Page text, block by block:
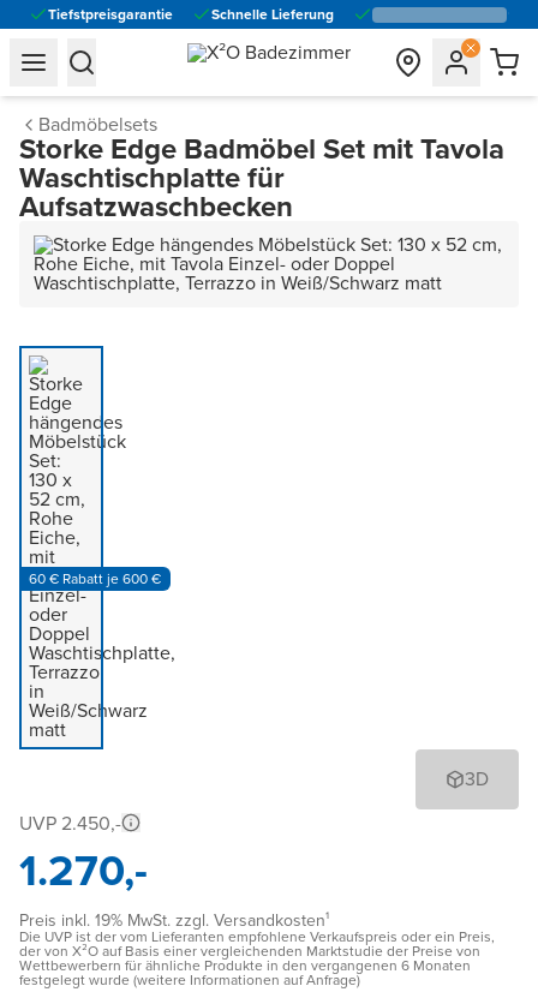
Tiefstpreisgarantie Schnelle Lieferung
general.navigation.toggle_menu.label
general.navigation.toggle_menu.label
Badmöbelsets
Storke Edge Badmöbel Set mit Tavola
Waschtischplatte für
Aufsatzwaschbecken
60 € Rabatt je 600 €
3D
UVP 2.450,-
1.270,-
Preis inkl. 19% MwSt. zzgl. Versandkosten¹
Die UVP ist der vom Lieferanten empfohlene Verkaufspreis oder ein Preis,
der von X²O auf Basis einer vergleichenden Marktstudie der Preise von
Wettbewerbern für ähnliche Produkte in den vergangenen 6 Monaten
festgelegt wurde (weitere Informationen auf Anfrage)